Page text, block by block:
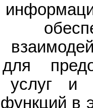
услуг и
в